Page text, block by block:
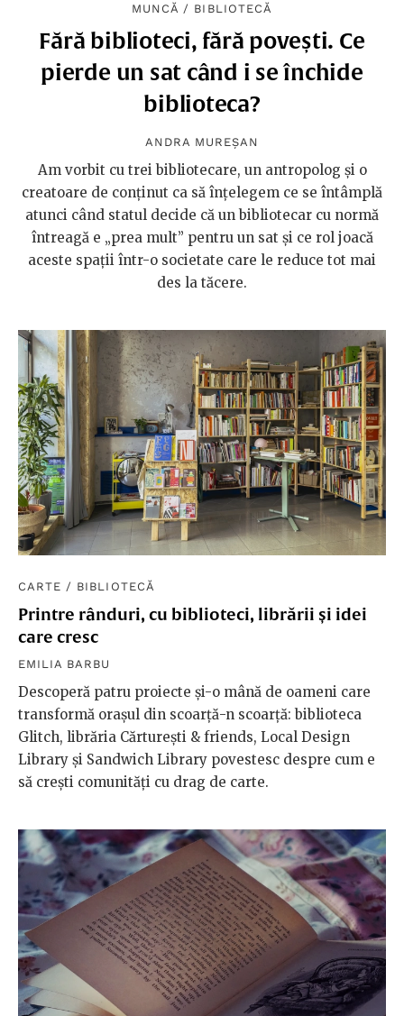
MUNCĂ / BIBLIOTECĂ
Fără biblioteci, fără povești. Ce
pierde un sat când i se închide
biblioteca?
ANDRA MUREȘAN
Am vorbit cu trei bibliotecare, un antropolog și o
creatoare de conținut ca să înțelegem ce se întâmplă
atunci când statul decide că un bibliotecar cu normă
întreagă e „prea mult” pentru un sat și ce rol joacă
aceste spații într-o societate care le reduce tot mai
des la tăcere.
CARTE / BIBLIOTECĂ
Printre rânduri, cu biblioteci, librării și idei
care cresc
EMILIA BARBU
Descoperă patru proiecte și-o mână de oameni care
transformă orașul din scoarță-n scoarță: biblioteca
Glitch, librăria Cărturești & friends, Local Design
Library și Sandwich Library povestesc despre cum e
să crești comunități cu drag de carte.